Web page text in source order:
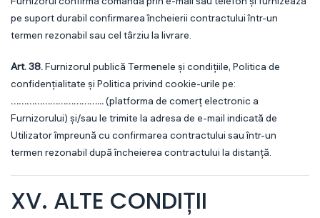
pe suport durabil confirmarea încheierii contractului într-un
termen rezonabil sau cel târziu la livrare.
Art. 38.Furnizorul publică Termenele și condițiile, Politica de
confidențialitate și Politica privind cookie-urile pe:
……………………………...(platforma de comerț electronic a
Furnizorului) și/sau le trimite la adresa de e-mail indicată de
Utilizator împreună cu confirmarea contractului sau într-un
termen rezonabil după încheierea contractului la distanță.
XV. ALTE CONDIȚII